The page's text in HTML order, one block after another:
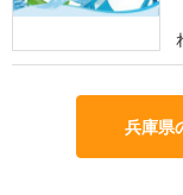
兵庫県